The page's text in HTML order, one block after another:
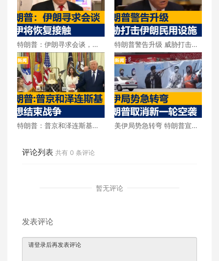
特朗普：伊朗寻求会谈，美
伊将恢复接触
特朗普警告升级 威胁打击伊
朗民用设施
特朗普：普京和泽连斯基都
美伊局势急转弯 特朗普宣布
评论列表 共有 0 条评论
暂无评论
发表评论